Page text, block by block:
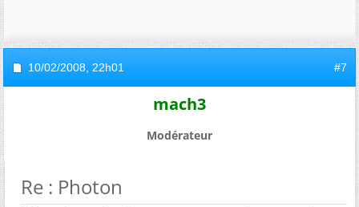
10/02/2008, 22h01 #7
mach3
Modérateur
Re : Photon